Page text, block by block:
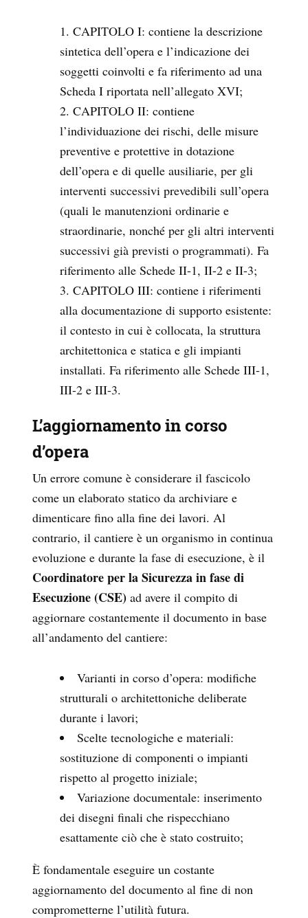
CAPITOLO I: contiene la descrizione
sintetica dell’opera e l’indicazione dei
soggetti coinvolti e fa riferimento ad una
Scheda I riportata nell’allegato XVI;
CAPITOLO II: contiene
l’individuazione dei rischi, delle misure
preventive e protettive in dotazione
dell’opera e di quelle ausiliarie, per gli
interventi successivi prevedibili sull’opera
(quali le manutenzioni ordinarie e
straordinarie, nonché per gli altri interventi
successivi già previsti o programmati). Fa
riferimento alle Schede II-1, II-2 e II-3;
CAPITOLO III: contiene i riferimenti
alla documentazione di supporto esistente:
il contesto in cui è collocata, la struttura
architettonica e statica e gli impianti
installati. Fa riferimento alle Schede III-1,
III-2 e III-3.
L’aggiornamento in corso
d’opera
Un errore comune è considerare il fascicolo
come un elaborato statico da archiviare e
dimenticare fino alla fine dei lavori. Al
contrario, il cantiere è un organismo in continua
evoluzione e durante la fase di esecuzione, è il
Coordinatore per la Sicurezza in fase di
Esecuzione (CSE) ad avere il compito di
aggiornare costantemente il documento in base
all’andamento del cantiere:
Varianti in corso d’opera: modifiche
strutturali o architettoniche deliberate
durante i lavori;
Scelte tecnologiche e materiali:
sostituzione di componenti o impianti
rispetto al progetto iniziale;
Variazione documentale: inserimento
dei disegni finali che rispecchiano
esattamente ciò che è stato costruito;
È fondamentale eseguire un costante
aggiornamento del documento al fine di non
comprometterne l’utilità futura.